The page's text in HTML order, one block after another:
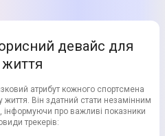
девайс для
атрибут кожного спортсмена
Він здатний стати незамінним
про важливі показники
трекерів: